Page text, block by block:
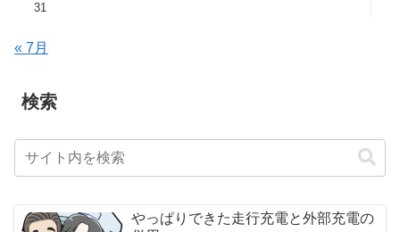
31
« 7月
検索
やっぱりできた走行充電と外部充電の